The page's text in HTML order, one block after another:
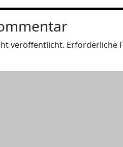
veröffentlicht. Erforderliche